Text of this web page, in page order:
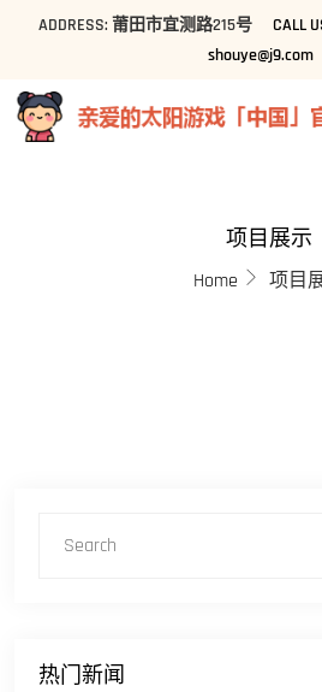
ADDRESS: 莆田市宜测路215号 CALL
shouye@j9.com
项目展示
Home 项目
热门新闻